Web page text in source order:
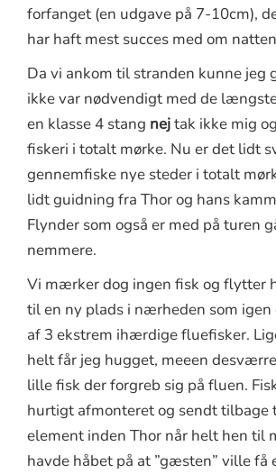
forfanget (en udgave på 7-10cm),
har haft mest succes med om
Da vi ankom til stranden kunne jeg
ikke var nødvendigt med de
en klasse 4 stang nejtak ikke mig
fiskeri i totalt mørke. Nu er det lidt
gennemfiske nye steder i totalt
lidt guidning fra Thor og hans
Flynder som også er med på turen
nemmere.
Vi mærker dog ingen fisk og flytter
til en ny plads i nærheden som igen
af 3 ekstrem ihærdige fluefisker.
helt får jeg hugget, meeen
lille fisk der forgreb sig på fluen.
hurtigt afmonteret og sendt tilbage
element inden Thor når helt hen til
havde håbet på at ”gæsten” ville få